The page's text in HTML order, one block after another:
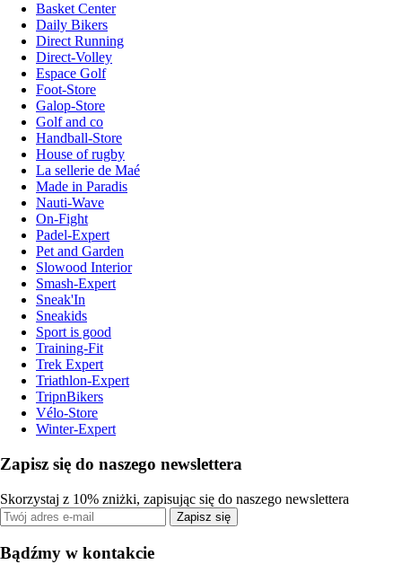
Basket Center
Daily Bikers
Direct Running
Direct-Volley
Espace Golf
Foot-Store
Galop-Store
Golf and co
Handball-Store
House of rugby
La sellerie de Maé
Made in Paradis
Nauti-Wave
On-Fight
Padel-Expert
Pet and Garden
Slowood Interior
Smash-Expert
Sneak'In
Sneakids
Sport is good
Training-Fit
Trek Expert
Triathlon-Expert
TripnBikers
Vélo-Store
Winter-Expert
Zapisz się do naszego newslettera
Skorzystaj z 10% zniżki, zapisując się do naszego newslettera
Zapisz się
Bądźmy w kontakcie